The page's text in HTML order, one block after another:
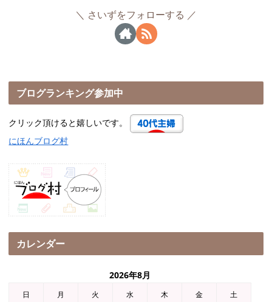
さいずをフォローする
ブログランキング参加中
クリック頂けると嬉しいです。
にほんブログ村
カレンダー
2026年8月
日 月 火 水 木 金
土